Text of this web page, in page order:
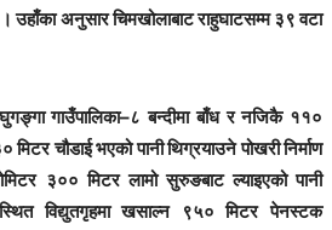
उहाँका अनुसार चिमखोलाबाट राहुघाटसम्म ३९ वटा
गाउँपालिका–८ बन्दीमा बाँध र नजिकै ११०
चौडाई भएको पानी थिग्रयाउने पोखरी निर्माण
३०० मिटर लामो सुरुङबाट ल्याइएको पानी
विद्युतगृहमा खसाल्न ९५० मिटर पेनस्टक